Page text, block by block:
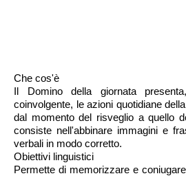
Che cos'è
Il Domino della giornata
coinvolgente, le azioni quotidiane
dal momento del risveglio a quello
consiste nell'abbinare immagini e
verbali in modo corretto.
Obiettivi linguistici
Permette di memorizzare e